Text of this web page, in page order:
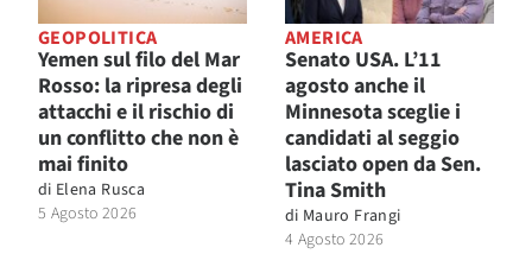
GEOPOLITICA
Yemen sul filo del Mar
Rosso: la ripresa degli
attacchi e il rischio di
un conflitto che non è
mai finito
di Elena Rusca
5 Agosto 2026
AMERICA
Senato USA. L’11
agosto anche il
Minnesota sceglie i
candidati al seggio
lasciato open da Sen.
Tina Smith
di Mauro Frangi
4 Agosto 2026